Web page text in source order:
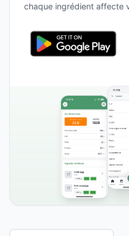
chaque ingrédient affecte